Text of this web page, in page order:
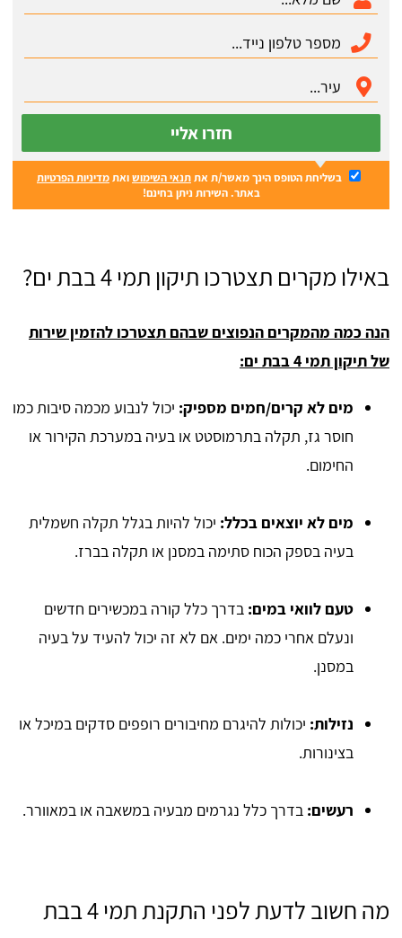
חזרו אליי
בשליחת הטופס הינך מאשר/ת אתתנאי השימושואתמדיניות הפרטיות
באתר. השירות ניתן בחינם!
באילו מקרים תצטרכו תיקון תמי 4 בבת ים?
הנה כמה מהמקרים הנפוצים שבהם תצטרכו להזמין שירות
של תיקון תמי 4 בבת ים:
מים לא קרים/חמים מספיק: יכול לנבוע מכמה סיבות כמו
חוסר גז, תקלה בתרמוסטט או בעיה במערכת הקירור או
החימום.
מים לא יוצאים בכלל: יכול להיות בגלל תקלה חשמלית
בעיה בספק הכוח סתימה במסנן או תקלה בברז.
טעם לוואי במים: בדרך כלל קורה במכשירים חדשים
ונעלם אחרי כמה ימים. אם לא זה יכול להעיד על בעיה
במסנן.
נזילות: יכולות להיגרם מחיבורים רופפים סדקים במיכל או
בצינורות.
רעשים: בדרך כלל נגרמים מבעיה במשאבה או במאוורר.
מה חשוב לדעת לפני התקנת תמי 4 בבת